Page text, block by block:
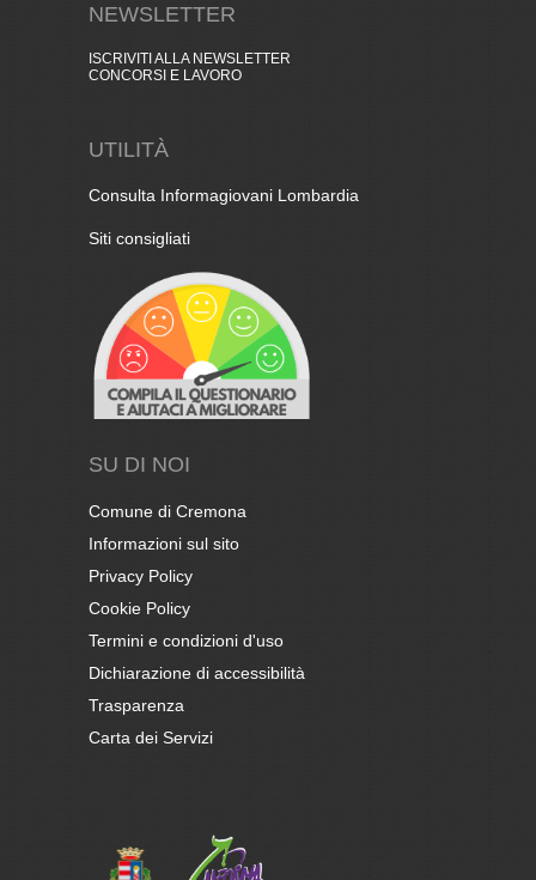
NEWSLETTER
ISCRIVITI ALLA NEWSLETTER
CONCORSI E LAVORO
UTILITÀ
Consulta Informagiovani Lombardia
Siti consigliati
SU DI NOI
Comune di Cremona
Informazioni sul sito
Privacy Policy
Cookie Policy
Termini e condizioni d'uso
Dichiarazione di accessibilità
Trasparenza
Carta dei Servizi